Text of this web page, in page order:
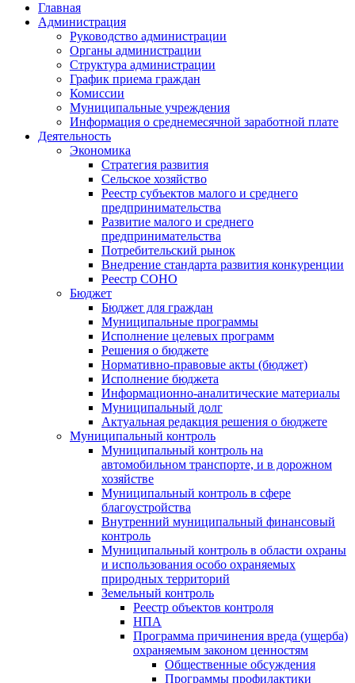
Главная
Администрация
Руководство администрации
Органы администрации
Структура администрации
График приема граждан
Комиссии
Муниципальные учреждения
Информация о среднемесячной заработной плате
Деятельность
Экономика
Стратегия развития
Сельское хозяйство
Реестр субъектов малого и среднего
предпринимательства
Развитие малого и среднего
предпринимательства
Потребительский рынок
Внедрение стандарта развития конкуренции
Реестр СОНО
Бюджет
Бюджет для граждан
Муниципальные программы
Исполнение целевых программ
Решения о бюджете
Нормативно-правовые акты (бюджет)
Исполнение бюджета
Информационно-аналитические материалы
Муниципальный долг
Актуальная редакция решения о бюджете
Муниципальный контроль
Муниципальный контроль на
автомобильном транспорте, и в дорожном
хозяйстве
Муниципальный контроль в сфере
благоустройства
Внутренний муниципальный финансовый
контроль
Муниципальный контроль в области охраны
и использования особо охраняемых
природных территорий
Земельный контроль
Реестр объектов контроля
НПА
Программа причинения вреда (ущерба)
охраняемым законом ценностям
Общественные обсуждения
Программы профилактики